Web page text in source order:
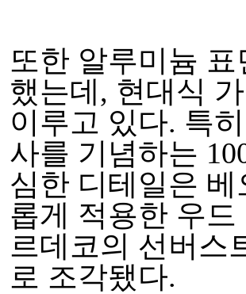
또한 알루미늄
했는데, 현대식
이루고 있다. 특
사를 기념하는
심한 디테일은 베
롭게 적용한 우
르데코의 선버스
로 조각됐다.